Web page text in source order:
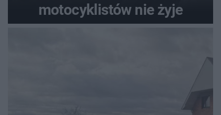
motocyklistów nie żyje